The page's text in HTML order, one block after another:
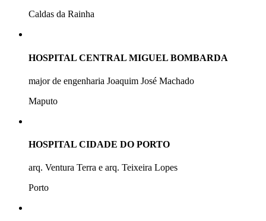
Caldas da Rainha
HOSPITAL CENTRAL MIGUEL BOMBARDA
major de engenharia Joaquim José Machado
Maputo
HOSPITAL CIDADE DO PORTO
arq. Ventura Terra e arq. Teixeira Lopes
Porto